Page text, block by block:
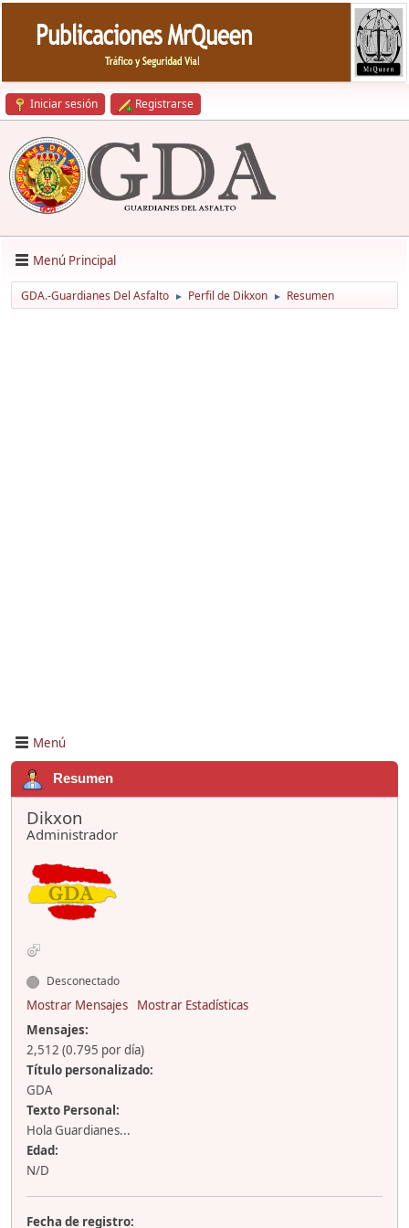
Iniciar sesión Registrarse
Menú Principal
GDA.-Guardianes Del Asfalto ► Perfil de Dikxon ► Resumen
Menú
Resumen
Dikxon
Administrador
Desconectado
Mostrar Mensajes
Mostrar Estadísticas
Mensajes:
2,512 (0.795 por día)
Título personalizado:
GDA
Texto Personal:
Hola Guardianes...
Edad:
N/D
Fecha de registro: